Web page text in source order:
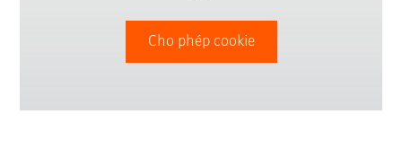
Cho phép cookie